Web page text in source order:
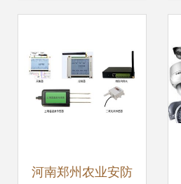
河南郑州农业安防